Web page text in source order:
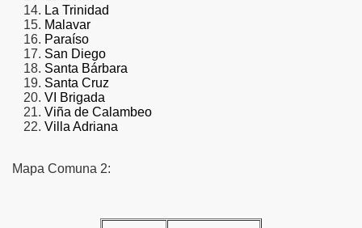
La Trinidad
Malavar
Paraíso
San Diego
Santa Bárbara
Santa Cruz
VI Brigada
Viña de Calambeo
Villa Adriana
Mapa Comuna 2: